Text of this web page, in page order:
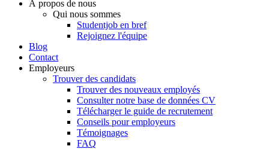
À propos de nous
Qui nous sommes
Studentjob en bref
Rejoignez l'équipe
Blog
Contact
Employeurs
Trouver des candidats
Trouver des nouveaux employés
Consulter notre base de données CV
Télécharger le guide de recrutement
Conseils pour employeurs
Témoignages
FAQ